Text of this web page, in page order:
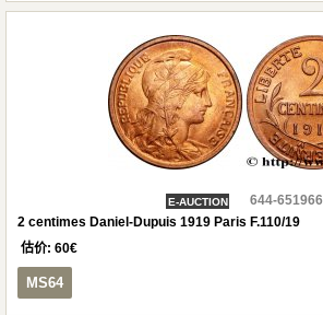
E-AUCTION
644-651966
2 centimes Daniel-Dupuis 1919 Paris F.110/19
估价: 60€
MS64